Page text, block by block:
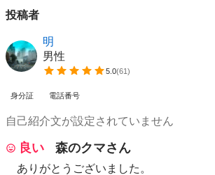
投稿者
明
男性
5.0(61)
身分証 電話番号
自己紹介文が設定されていません
良い 森のクマさん
ありがとうございました。